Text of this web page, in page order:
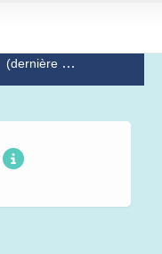
(dernière mise à jour le 27-04-2020)